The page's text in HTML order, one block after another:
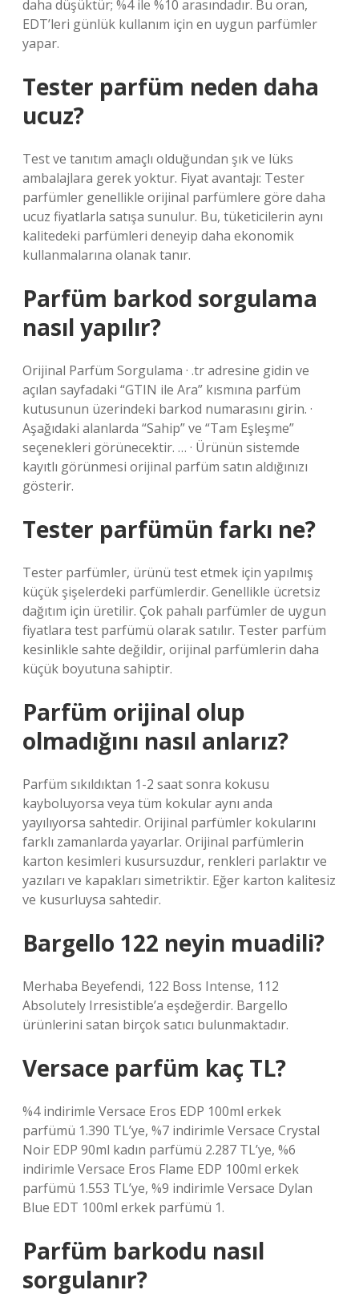
daha düşüktür; %4 ile %10 arasındadır. Bu oran,
EDT’leri günlük kullanım için en uygun parfümler
yapar.
Tester parfüm neden daha
ucuz?
Test ve tanıtım amaçlı olduğundan şık ve lüks
ambalajlara gerek yoktur. Fiyat avantajı: Tester
parfümler genellikle orijinal parfümlere göre daha
ucuz fiyatlarla satışa sunulur. Bu, tüketicilerin aynı
kalitedeki parfümleri deneyip daha ekonomik
kullanmalarına olanak tanır.
Parfüm barkod sorgulama
nasıl yapılır?
Orijinal Parfüm Sorgulama · .tr adresine gidin ve
açılan sayfadaki “GTIN ile Ara” kısmına parfüm
kutusunun üzerindeki barkod numarasını girin. ·
Aşağıdaki alanlarda “Sahip” ve “Tam Eşleşme”
seçenekleri görünecektir. … · Ürünün sistemde
kayıtlı görünmesi orijinal parfüm satın aldığınızı
gösterir.
Tester parfümün farkı ne?
Tester parfümler, ürünü test etmek için yapılmış
küçük şişelerdeki parfümlerdir. Genellikle ücretsiz
dağıtım için üretilir. Çok pahalı parfümler de uygun
fiyatlara test parfümü olarak satılır. Tester parfüm
kesinlikle sahte değildir, orijinal parfümlerin daha
küçük boyutuna sahiptir.
Parfüm orijinal olup
olmadığını nasıl anlarız?
Parfüm sıkıldıktan 1-2 saat sonra kokusu
kayboluyorsa veya tüm kokular aynı anda
yayılıyorsa sahtedir. Orijinal parfümler kokularını
farklı zamanlarda yayarlar. Orijinal parfümlerin
karton kesimleri kusursuzdur, renkleri parlaktır ve
yazıları ve kapakları simetriktir. Eğer karton kalitesiz
ve kusurluysa sahtedir.
Bargello 122 neyin muadili?
Merhaba Beyefendi, 122 Boss Intense, 112
Absolutely Irresistible’a eşdeğerdir. Bargello
ürünlerini satan birçok satıcı bulunmaktadır.
Versace parfüm kaç TL?
%4 indirimle Versace Eros EDP 100ml erkek
parfümü 1.390 TL’ye, %7 indirimle Versace Crystal
Noir EDP 90ml kadın parfümü 2.287 TL’ye, %6
indirimle Versace Eros Flame EDP 100ml erkek
parfümü 1.553 TL’ye, %9 indirimle Versace Dylan
Blue EDT 100ml erkek parfümü 1.
Parfüm barkodu nasıl
sorgulanır?